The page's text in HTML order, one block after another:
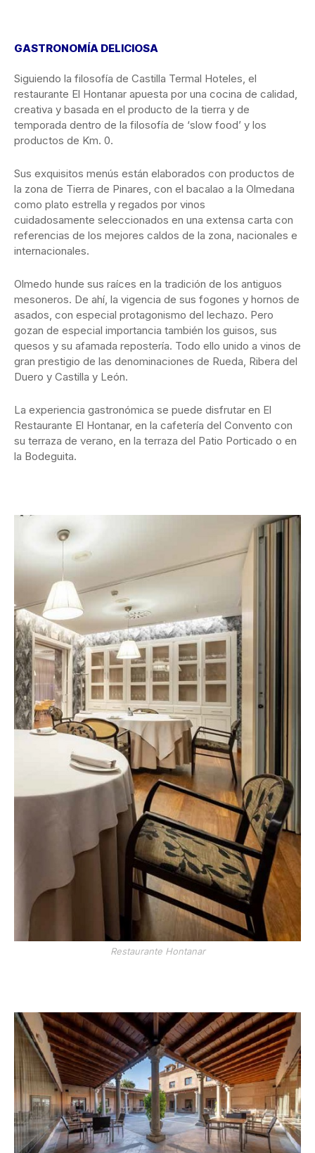
GASTRONOMÍA DELICIOSA
Siguiendo la filosofía de Castilla Termal Hoteles, el
restaurante El Hontanar apuesta por una cocina de calidad,
creativa y basada en el producto de la tierra y de
temporada dentro de la filosofía de ‘slow food’ y los
productos de Km. 0.
Sus exquisitos menús están elaborados con productos de
la zona de Tierra de Pinares, con el bacalao a la Olmedana
como plato estrella y regados por vinos
cuidadosamente seleccionados en una extensa carta con
referencias de los mejores caldos de la zona, nacionales e
internacionales.
Olmedo hunde sus raíces en la tradición de los antiguos
mesoneros. De ahí, la vigencia de sus fogones y hornos de
asados, con especial protagonismo del lechazo. Pero
gozan de especial importancia también los guisos, sus
quesos y su afamada repostería. Todo ello unido a vinos de
gran prestigio de las denominaciones de Rueda, Ribera del
Duero y Castilla y León.
La experiencia gastronómica se puede disfrutar en El
Restaurante El Hontanar, en la cafetería del Convento con
su terraza de verano, en la terraza del Patio Porticado o en
la Bodeguita.
Restaurante Hontanar